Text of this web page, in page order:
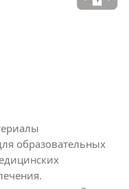
образовательных